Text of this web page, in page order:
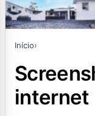
Início›
screenshot_20250103_152451_samsung-
internet